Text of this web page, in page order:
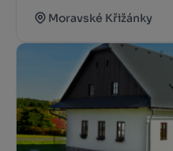
Moravské Křižánky